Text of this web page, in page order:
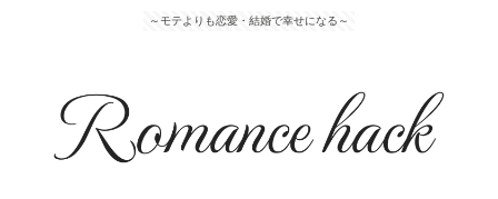
～モテよりも恋愛・結婚で幸せになる～